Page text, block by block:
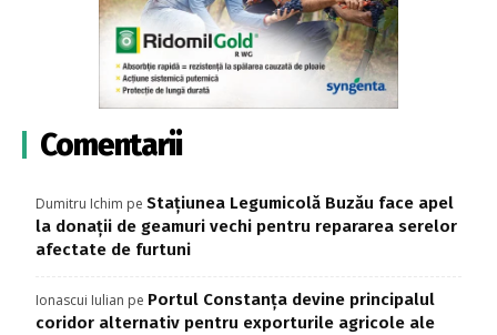
Comentarii
Dumitru Ichim pe Stațiunea Legumicolă Buzău face apel
la donații de geamuri vechi pentru repararea serelor
afectate de furtuni
Ionascui Iulian pe Portul Constanța devine principalul
coridor alternativ pentru exporturile agricole ale